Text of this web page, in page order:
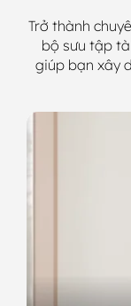
Trở thành
bộ sưu tập
giúp bạn xây